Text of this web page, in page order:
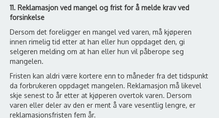
11. Reklamasjon ved mangel og frist for å melde krav ved
forsinkelse
Dersom det foreligger en mangel ved varen, må kjøperen
innen rimelig tid etter at han eller hun oppdaget den, gi
selgeren melding om at han eller hun vil påberope seg
mangelen.
Fristen kan aldri være kortere enn to måneder fra det tidspunkt
da forbrukeren oppdaget mangelen. Reklamasjon må likevel
skje senest to år etter at kjøperen overtok varen. Dersom
varen eller deler av den er ment å vare vesentlig lengre, er
reklamasjonsfristen fem år.